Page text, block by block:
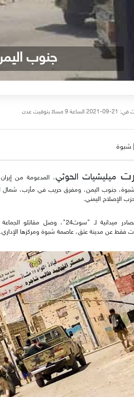
جنوب
9 مساءً بتوقيت عدن
ميليشيات الحوثي، المدعومة من
جنوب اليمن، ومفرق حريب في مأرب، شمال
الإصلاح اليمني.
ووفقاً لمصادر ميدانية لـ
فقط عن مدينة عتق، عاصمة شبوة ومركزها الإداري.